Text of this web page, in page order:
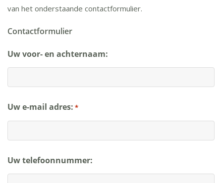
van het onderstaande contactformulier.
Contactformulier
Uw voor- en achternaam:
Uw e-mail adres: *
Uw telefoonnummer: